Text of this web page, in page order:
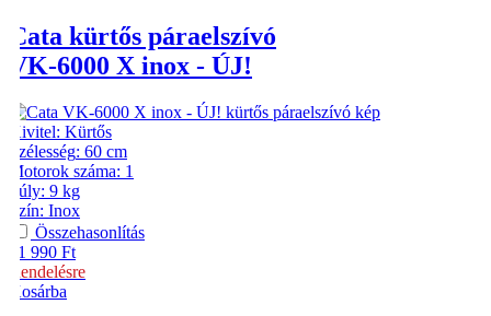
Cata kürtős páraelszívó
VK-6000 X inox - ÚJ!
Kivitel: Kürtős
Szélesség: 60 cm
Motorok száma: 1
Súly: 9 kg
Szín: Inox
Összehasonlítás
41 990 Ft
Rendelésre
Kosárba